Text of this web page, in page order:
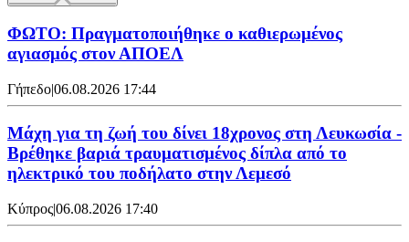
ΦΩΤΟ: Πραγματοποιήθηκε ο καθιερωμένος
αγιασμός στον ΑΠΟΕΛ
Γήπεδο|06.08.2026 17:44
Μάχη για τη ζωή του δίνει 18χρονος στη Λευκωσία -
Βρέθηκε βαριά τραυματισμένος δίπλα από το
ηλεκτρικό του ποδήλατο στην Λεμεσό
Κύπρος|06.08.2026 17:40